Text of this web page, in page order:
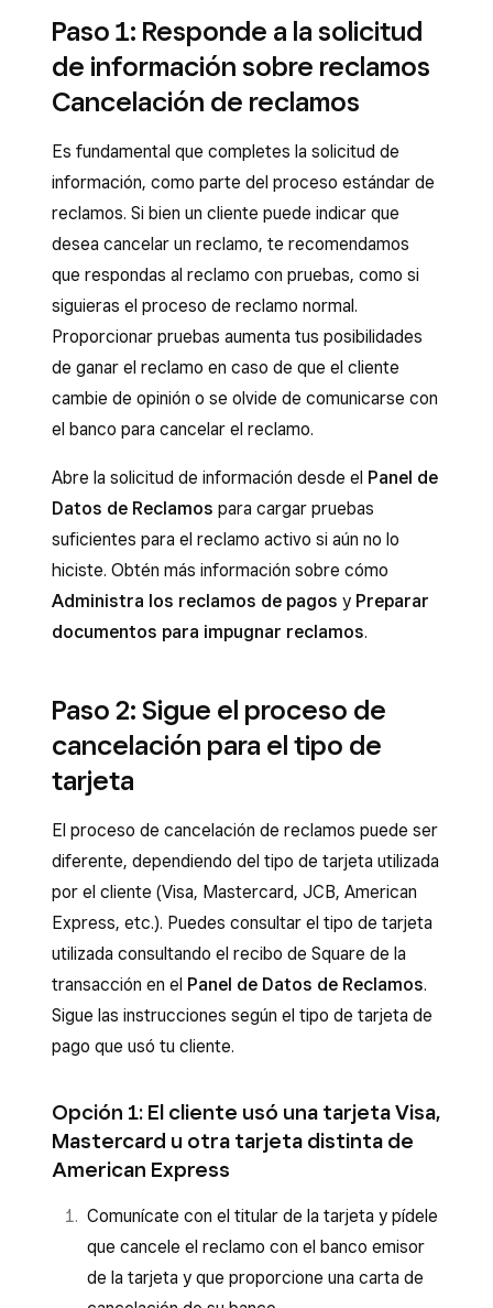
Paso 1: Responde a la solicitud
de información sobre reclamos
Cancelación de reclamos
Es fundamental que completes la solicitud de
información, como parte del proceso estándar de
reclamos. Si bien un cliente puede indicar que
desea cancelar un reclamo, te recomendamos
que respondas al reclamo con pruebas, como si
siguieras el proceso de reclamo normal.
Proporcionar pruebas aumenta tus posibilidades
de ganar el reclamo en caso de que el cliente
cambie de opinión o se olvide de comunicarse con
el banco para cancelar el reclamo.
Abre la solicitud de información desde el Panel de
Datos de Reclamos para cargar pruebas
suficientes para el reclamo activo si aún no lo
hiciste. Obtén más información sobre cómo
Administra los reclamos de pagos y Preparar
documentos para impugnar reclamos.
Paso 2: Sigue el proceso de
cancelación para el tipo de
tarjeta
El proceso de cancelación de reclamos puede ser
diferente, dependiendo del tipo de tarjeta utilizada
por el cliente (Visa, Mastercard, JCB, American
Express, etc.). Puedes consultar el tipo de tarjeta
utilizada consultando el recibo de Square de la
transacción en el Panel de Datos de Reclamos.
Sigue las instrucciones según el tipo de tarjeta de
pago que usó tu cliente.
Opción 1: El cliente usó una tarjeta Visa,
Mastercard u otra tarjeta distinta de
American Express
Comunícate con el titular de la tarjeta y pídele
que cancele el reclamo con el banco emisor
de la tarjeta y que proporcione una carta de